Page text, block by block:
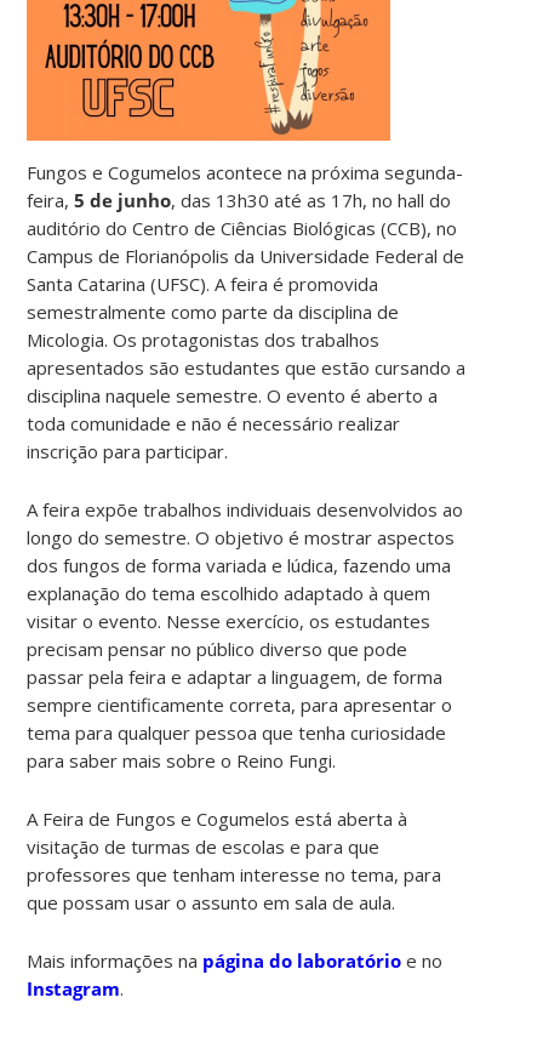
Fungos e Cogumelos acontece na próxima segunda-
feira,5 de junho, das 13h30 até as 17h, no hall do
auditório do Centro de Ciências Biológicas (CCB), no
Campus de Florianópolis da Universidade Federal de
Santa Catarina (UFSC). A feira é promovida
semestralmente como parte da disciplina de
Micologia. Os protagonistas dos trabalhos
apresentados são estudantes que estão cursando a
disciplina naquele semestre. O evento é aberto a
toda comunidade e não é necessário realizar
inscrição para participar.
A feira expõe trabalhos individuais desenvolvidos ao
longo do semestre. O objetivo é mostrar aspectos
dos fungos de forma variada e lúdica, fazendo uma
explanação do tema escolhido adaptado à quem
visitar o evento. Nesse exercício, os estudantes
precisam pensar no público diverso que pode
passar pela feira e adaptar a linguagem, de forma
sempre cientificamente correta, para apresentar o
tema para qualquer pessoa que tenha curiosidade
para saber mais sobre o Reino Fungi.
A Feira de Fungos e Cogumelos está aberta à
visitação de turmas de escolas e para que
professores que tenham interesse no tema, para
que possam usar o assunto em sala de aula.
Mais informações na página do laboratório e no
Instagram.